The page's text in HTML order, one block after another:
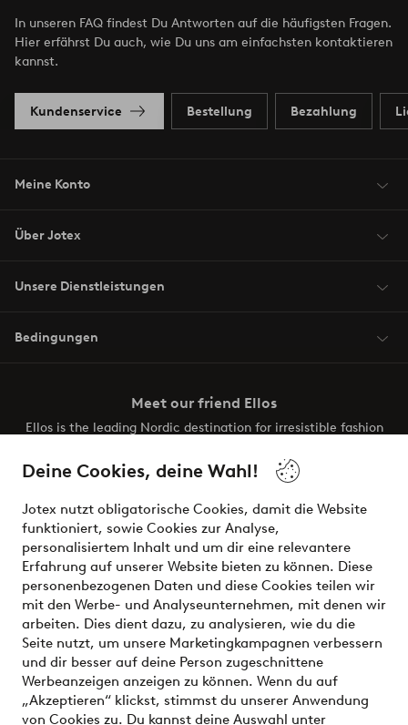
Deine Cookies, deine Wahl!
Jotex nutzt obligatorische Cookies, damit die Website
funktioniert, sowie Cookies zur Analyse,
personalisiertem Inhalt und um dir eine relevantere
Erfahrung auf unserer Website bieten zu können. Diese
personenbezogenen Daten und diese Cookies teilen wir
mit den Werbe- und Analyseunternehmen, mit denen wir
arbeiten. Dies dient dazu, zu analysieren, wie du die
Seite nutzt, um unsere Marketingkampagnen verbessern
und dir besser auf deine Person zugeschnittene
Werbeanzeigen anzeigen zu können. Wenn du auf
„Akzeptieren“ klickst, stimmst du unserer Anwendung
von Cookies zu. Du kannst deine Auswahl unter
In unseren FAQ findest Du Antworten auf die häufigsten Fragen.
Hier erfährst Du auch, wie Du uns am einfachsten kontaktieren
kannst.
Kundenservice Bestellung Bezahlung
Meine Konto
Über Jotex
Unsere Dienstleistungen
Bedingungen
Meet our friend Ellos
Ellos is the leading Nordic destination for irresistible fashion
the latest trends, curated to make finding your next look
effortless. It’s all here.
Visit Ellos
Sichere Zahlungen - Jetzt bezahlen oder aufteilen
Möchtest du mehr über unsere
Zahlungsmöglichkeitenerfahren?